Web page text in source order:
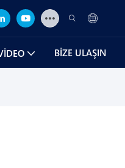
BIZE ULAŞIN